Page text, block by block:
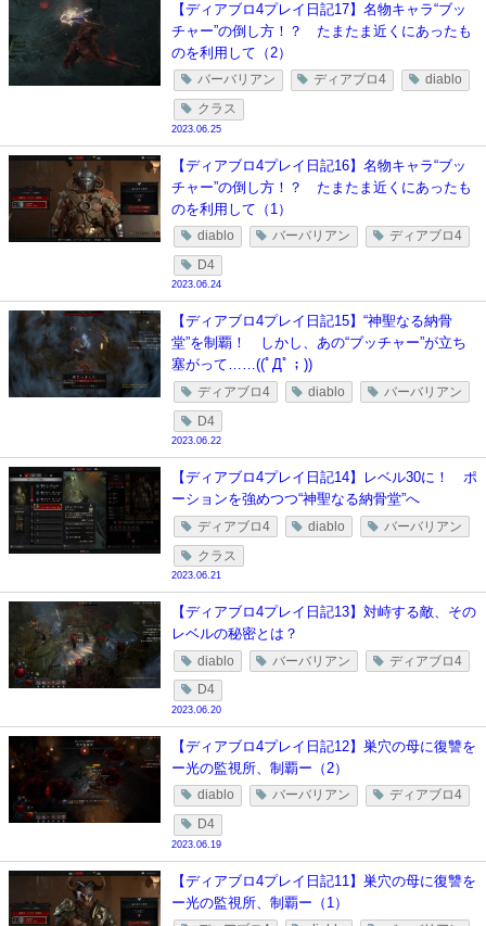
【ディアブロ4プレイ日記17】名物キャラ“ブッ
チャー”の倒し方！？ たまたま近くにあったも
のを利用して（2）
バーバリアン ディアブロ4 diablo
クラス
2023.06.25
【ディアブロ4プレイ日記16】名物キャラ“ブッ
チャー”の倒し方！？ たまたま近くにあったも
のを利用して（1）
diablo バーバリアン ディアブロ4
D4
2023.06.24
【ディアブロ4プレイ日記15】“神聖なる納骨
堂”を制覇！ しかし、あの“ブッチャー”が立ち
塞がって……((ﾟДﾟ；))
ディアブロ4 diablo バーバリアン
D4
2023.06.22
【ディアブロ4プレイ日記14】レベル30に！ ポ
ーションを強めつつ“神聖なる納骨堂”へ
ディアブロ4 diablo バーバリアン
クラス
2023.06.21
【ディアブロ4プレイ日記13】対峙する敵、その
レベルの秘密とは？
diablo バーバリアン ディアブロ4
D4
2023.06.20
【ディアブロ4プレイ日記12】巣穴の母に復讐を
ー光の監視所、制覇ー（2）
diablo バーバリアン ディアブロ4
D4
2023.06.19
【ディアブロ4プレイ日記11】巣穴の母に復讐を
ー光の監視所、制覇ー（1）